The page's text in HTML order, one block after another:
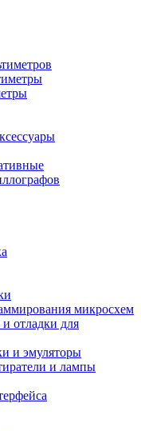
микросхем
и отладки для
и эмуляторы
и лампы